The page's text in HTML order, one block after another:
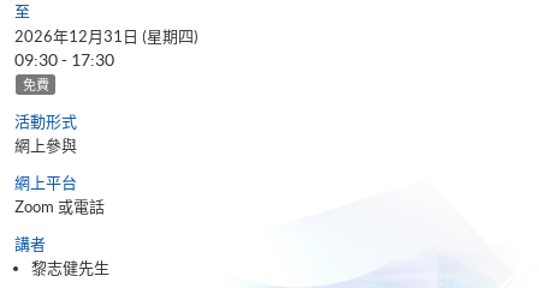
至
2026年12月31日 (星期四)
09:30 - 17:30
免費
活動形式
網上參與
網上平台
Zoom 或電話
講者
黎志健先生